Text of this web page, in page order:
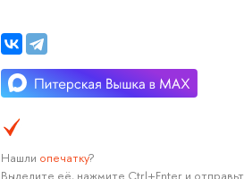
Нашли опечатку?